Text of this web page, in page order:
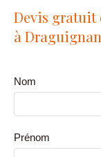
Devis gratuit
à
Nom
Prénom